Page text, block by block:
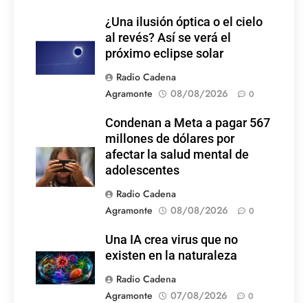
¿Una ilusión óptica o el cielo
al revés? Así se verá el
próximo eclipse solar
Radio Cadena
Agramonte
08/08/2026 0
Condenan a Meta a pagar 567
millones de dólares por
afectar la salud mental de
adolescentes
Radio Cadena
Agramonte
08/08/2026 0
Una IA crea virus que no
existen en la naturaleza
Radio Cadena
Agramonte
07/08/2026 0